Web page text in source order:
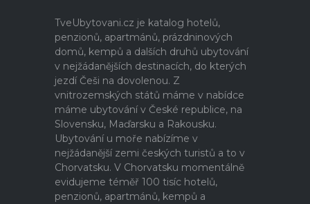
TveUbytovani.cz je katalog hotelů,
penzionů, apartmánů, prázdninových
domů, kempů a dalších druhů ubytování
v nejžádanějších destinacích, do kterých
jezdí Češi na dovolenou. Z
vnitrozemských států máme v nabídce
máme ubytování v České republice, na
Slovensku, Maďarsku a Rakousku.
Ubytování u moře nabízíme v
nejžádanější zemi českých turistů a to v
Chorvatsku. V Chorvatsku momentálně
evidujeme téměř 100 tisíc hotelů,
penzionů, apartmánů, kempů a